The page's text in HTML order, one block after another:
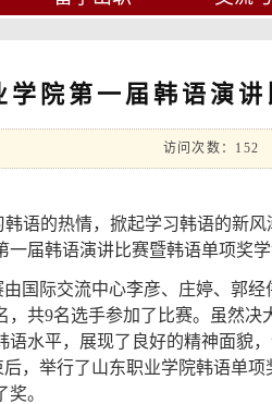
学院第一届韩语演
访问次数： 152
语的热情，掀起学习韩语的新风
一届韩语演讲比赛暨韩语单项奖
国际交流中心李彦、庄婷、郭
，共9名选手参加了比赛。虽然
语水平，展现了良好的精神面貌
，举行了山东职业学院韩语单
。